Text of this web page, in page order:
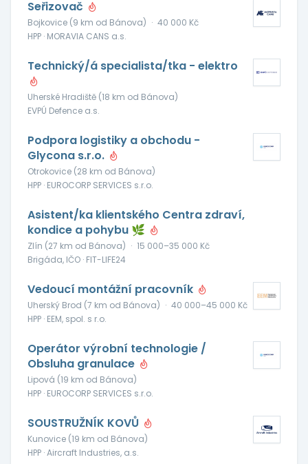
Seřizovač
Bojkovice (9 km od Bánova) · 40 000 Kč
HPP · MORAVIA CANS a.s.
Technický/á specialista/tka - elektro
Uherské Hradiště (18 km od Bánova)
EVPÚ Defence a.s.
Podpora logistiky a obchodu -
Glycona s.r.o.
Otrokovice (28 km od Bánova)
HPP · EUROCORP SERVICES s.r.o.
Asistent/ka klientského Centra zdraví,
kondice a pohybu 🌿
Zlín (27 km od Bánova) · 15 000–35 000 Kč
Brigáda, IČO · FIT-LIFE24
Vedoucí montážní pracovník
Uherský Brod (7 km od Bánova) · 40 000–45 000 Kč
HPP · EEM, spol. s r.o.
Operátor výrobní technologie /
Obsluha granulace
Lipová (19 km od Bánova)
HPP · EUROCORP SERVICES s.r.o.
SOUSTRUŽNÍK KOVŮ
Kunovice (19 km od Bánova)
HPP · Aircraft Industries, a.s.